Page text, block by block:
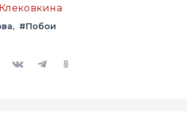
#Побои